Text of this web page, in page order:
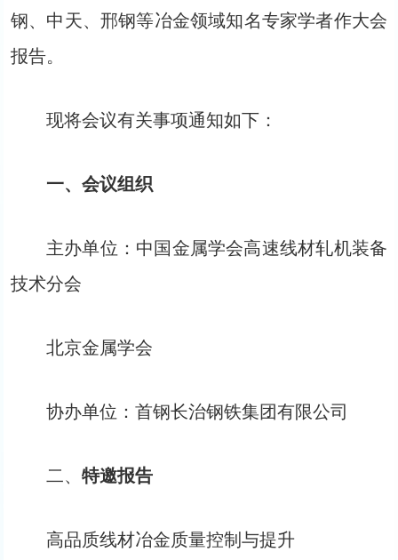
钢、中天、邢钢等冶金领域知名专家学者作大会
报告。
现将会议有关事项通知如下：
一、会议组织
主办单位：中国金属学会高速线材轧机装备
技术分会
北京金属学会
协办单位：首钢长治钢铁集团有限公司
二、 特邀报告
高品质线材冶金质量控制与提升